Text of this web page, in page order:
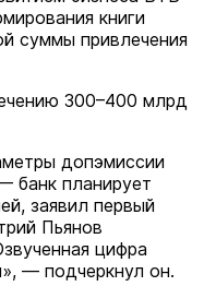
книги
суммы привлечения
300–400 млрд
допэмиссии
банк планирует
заявил первый
Пьянов
цифра
— подчеркнул он.